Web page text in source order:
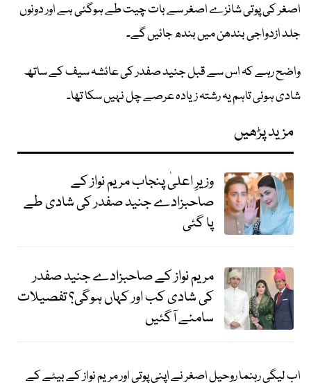
اصغر کی پوتی شانزے اصغر سے بات چیت طے ہوگئی ہے اور دونوں
جلد ازدواجی بندھن میں بندھ جائیں گے۔
واضح رہے کہ اس سے قبل جنید صفدر کی عائشہ سیف کے ساتھ
شادی ہوئی تاہم یہ رشتہ زیادہ عرصے چل نہیں سکا تھا۔
مزید پڑھیں
وزیرِ اعلیٰ پنجاب مریم نواز کے
صاحبزادے جنید صفدر کی شادی طے
پا گئی
مریم نواز کے صاحبزادے جنید صفدر
کی شادی کب اور کہاں ہوگی؟ تفصیلات
سامنے آگئیں
اب لیگی رہنما روحیل اصغر نے اپنی پوتی اور مریم نواز کے بیٹے کے